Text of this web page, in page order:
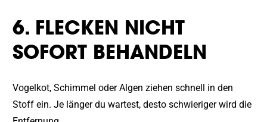
6. FLECKEN NICHT
SOFORT BEHANDELN
Vogelkot, Schimmel oder Algen ziehen schnell in den
Stoff ein. Je länger du wartest, desto schwieriger wird die